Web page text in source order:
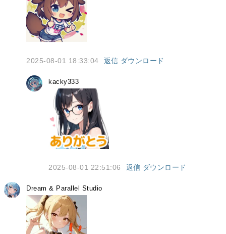
2025-08-01 18:33:04 返信 ダウンロード
kacky333
2025-08-01 22:51:06 返信 ダウンロード
Dream & Parallel Studio